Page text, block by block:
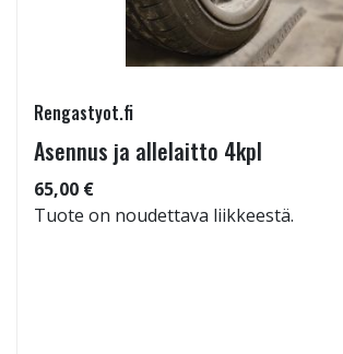
Rengastyot.fi
Asennus ja allelaitto 4kpl
65,00 €
Tuote on noudettava liikkeestä.